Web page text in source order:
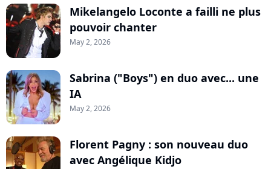
Mikelangelo Loconte a failli ne plus
pouvoir chanter
May 2, 2026
Sabrina ("Boys") en duo avec... une
IA
May 2, 2026
Florent Pagny : son nouveau duo
avec Angélique Kidjo